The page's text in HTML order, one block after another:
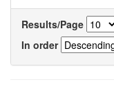
Results/Page
In order